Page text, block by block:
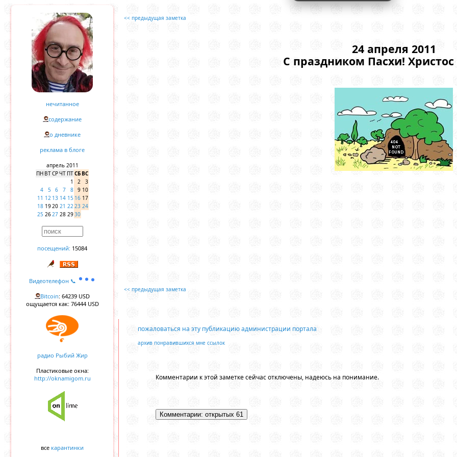
нечитанное
содержание
о дневнике
реклама в блоге
апрель 2011
ПН ВТСРЧТ ПТСБВС
1
2
3
4
5 6 7 8 9 10
11 12 13 14 15 16 17
18 1920 21 2223 24
25 2627 28 2930
посещений: 15084
Видеотелефон 📞
Bitcoin: 64239 USD
ощущается как: 76444 USD
радио Рыбий Жир
Пластиковые окна:
http://oknamigom.ru
все карантинки
<< предыдущая заметка
24 апреля 2011
С праздником Пасхи! Христос
<< предыдущая заметка
пожаловаться на эту публикацию администрации портала
архив понравившихся мне ссылок
Комментарии к этой заметке сейчас отключены, надеюсь на понимание.